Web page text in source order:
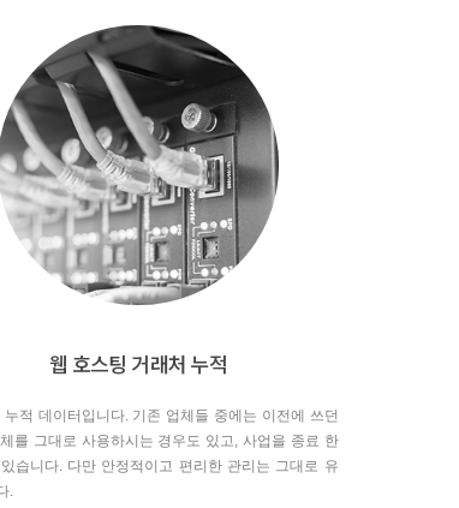
웹 호스팅 거래처 누적
누적 데이터입니다. 기존 업체들 중에는 이전에 쓰던
를 그대로 사용하시는 경우도 있고, 사업을 종료 한
습니다. 다만 안정적이고 편리한 관리는 그대로 유
.